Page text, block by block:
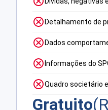
Detalhamento de
Dados
Informações do
Quadro societário
Gratuito